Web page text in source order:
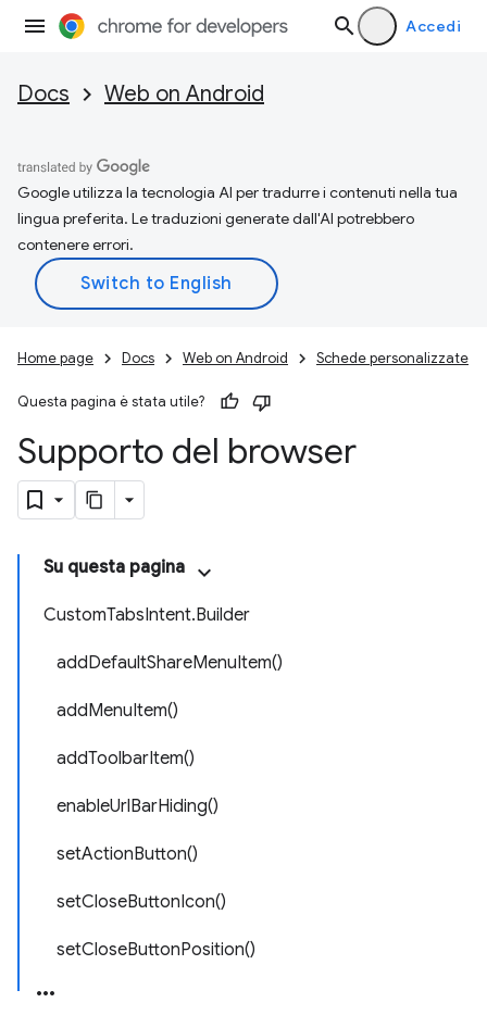
Accedi
Docs Web on Android
Google utilizza la tecnologia AI per tradurre i contenuti nella tua
lingua preferita. Le traduzioni generate dall'AI potrebbero
contenere errori.
Home page Docs Web on Android Schede personalizzate
Questa pagina è stata utile?
Supporto del browser
Su questa pagina
CustomTabsIntent.Builder
addDefaultShareMenuItem()
addMenuItem()
addToolbarItem()
enableUrlBarHiding()
setActionButton()
setCloseButtonIcon()
setCloseButtonPosition()